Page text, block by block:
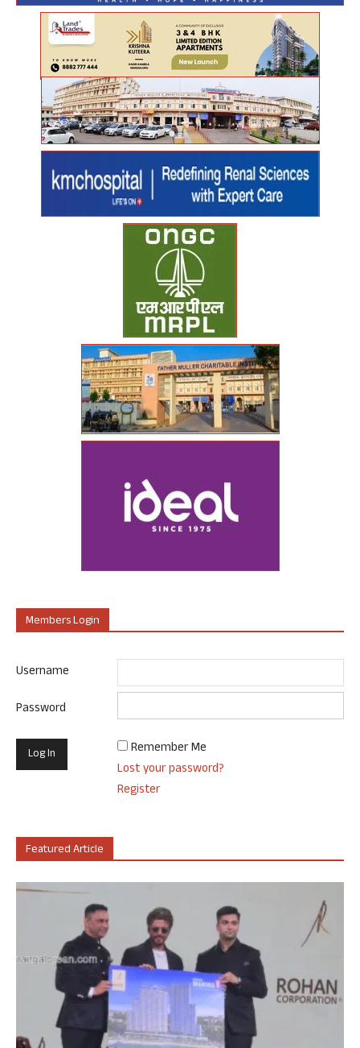
Members Login
Username
Password
Remember Me
Lost your password?
Register
Featured Article